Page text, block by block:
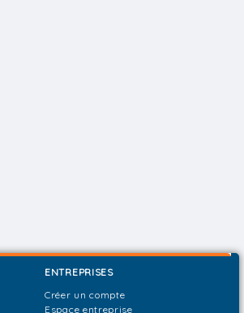
ENTREPRISES
Créer un compte
Espace entreprise